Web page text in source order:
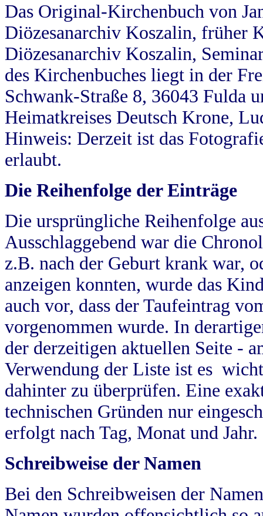
Das Original-Kirchenbuch von
Diözesanarchiv Koszalin, früher
Diözesanarchiv Koszalin,
des Kirchenbuches liegt in der
Schwank-Straße 8, 36043 Fulda
Heimatkreises Deutsch Krone,
Hinweis: Derzeit ist das
erlaubt.
Die Reihenfolge der Einträge
Die ursprüngliche Reihenfolge
Ausschlaggebend war die
z.B. nach der Geburt krank war,
anzeigen konnten, wurde das
auch vor, dass der Taufeintrag
vorgenommen wurde. In
der derzeitigen aktuellen Seite -
Verwendung der Liste ist es
dahinter zu überprüfen. Eine
technischen Gründen nur
erfolgt nach Tag, Monat und Jahr.
Schreibweise der Namen
Bei den Schreibweisen der